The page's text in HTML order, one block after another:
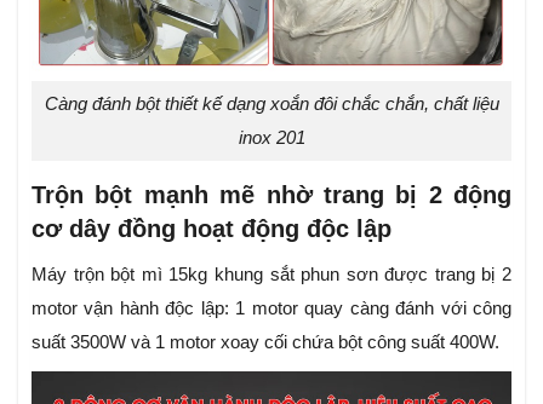
Càng đánh bột thiết kế dạng xoắn đôi chắc chắn, chất liệu
inox 201
Trộn bột mạnh mẽ nhờ trang bị 2 động
cơ dây đồng hoạt động độc lập
Máy trộn bột mì 15kg khung sắt phun sơn được trang bị 2
motor vận hành độc lập: 1 motor quay càng đánh với công
suất 3500W và 1 motor xoay cối chứa bột công suất 400W.